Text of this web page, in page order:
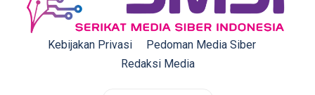
Kebijakan Privasi
Pedoman Media Siber
Redaksi Media